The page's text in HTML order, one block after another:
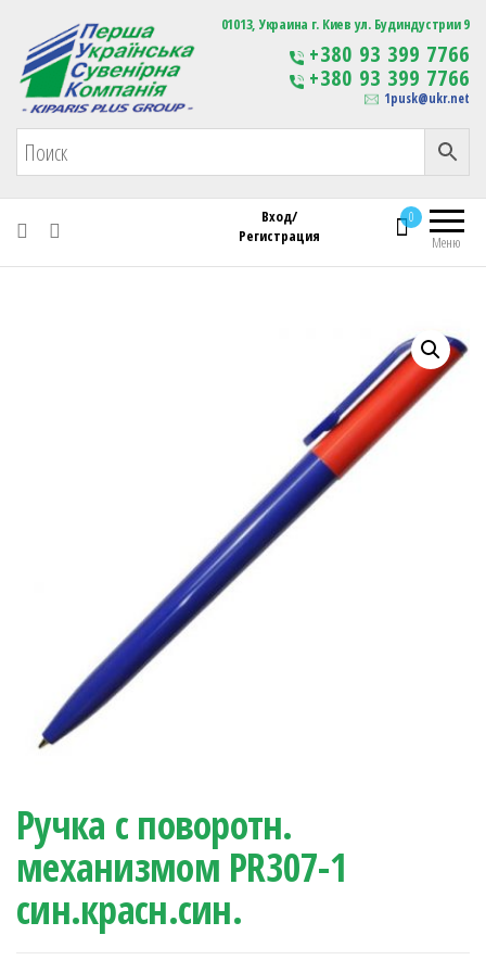
Первая Украинская Сувенирная Компания Изготовление
сувенирной продукции
с логотипом
01013, Украина г. Киев ул. Будиндустрии 9
+380 93 399 7766
+380 93 399 7766
1pusk@ukr.net
Меню
0
Вход/
Регистрация
Ручка с поворотн.
механизмом PR307-1
син.красн.син.